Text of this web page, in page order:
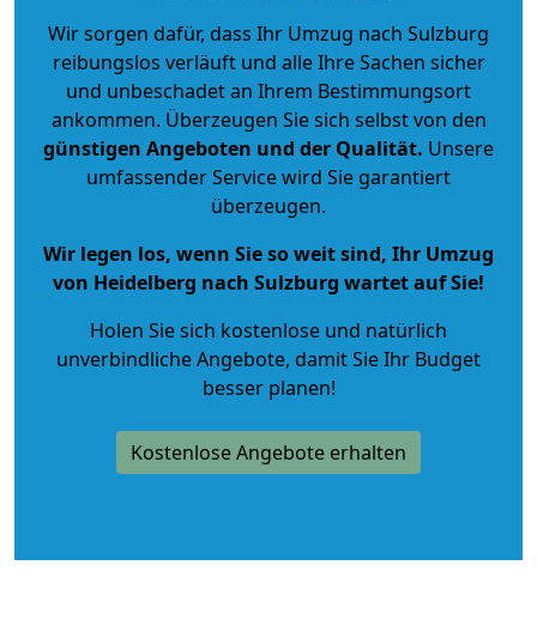
Wir sorgen dafür, dass Ihr Umzug nach Sulzburg
reibungslos verläuft und alle Ihre Sachen sicher
und unbeschadet an Ihrem Bestimmungsort
ankommen. Überzeugen Sie sich selbst von den
günstigen Angeboten und der Qualität. Unsere
umfassender Service wird Sie garantiert
überzeugen.
Wir legen los, wenn Sie so weit sind, Ihr Umzug
von Heidelberg nach Sulzburg wartet auf Sie!
Holen Sie sich kostenlose und natürlich
unverbindliche Angebote, damit Sie Ihr Budget
besser planen!
Kostenlose Angebote erhalten